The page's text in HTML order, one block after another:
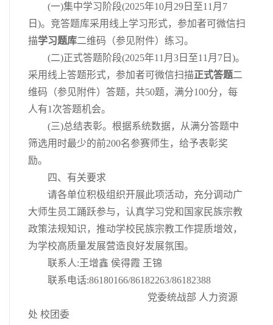
(一)集中学习阶段(2025年10月29日至11月7
日)。竞答题库采用线上学习形式，参加者可微信扫
描学习题库二维码（参见附件）练习。
(二)正式答题阶段(2025年11月3日至11月7日)。
采用线上答题形式，参加者可微信扫描正式答题二
维码（参见附件）答题，共50题，满分100分，每
人有1次答题机会。
(三)总结表彰。根据系统数据，从满分答题中
筛选用时最少的前200名参赛师生，给予表彰奖
励。
四、有关要求
请各单位积极组织开展此项活动，充分调动广
大师生员工踊跃参与，认真学习党和国家民族宗教
政策法规知识，推动学校民族宗教工作提质增效，
为学校高质量发展营造良好发展氛围。
联系人:王增鑫 侯得霞 王锦
联系电话:86180166/86182263/86182388
党委统战部 人力资源
处 校团委